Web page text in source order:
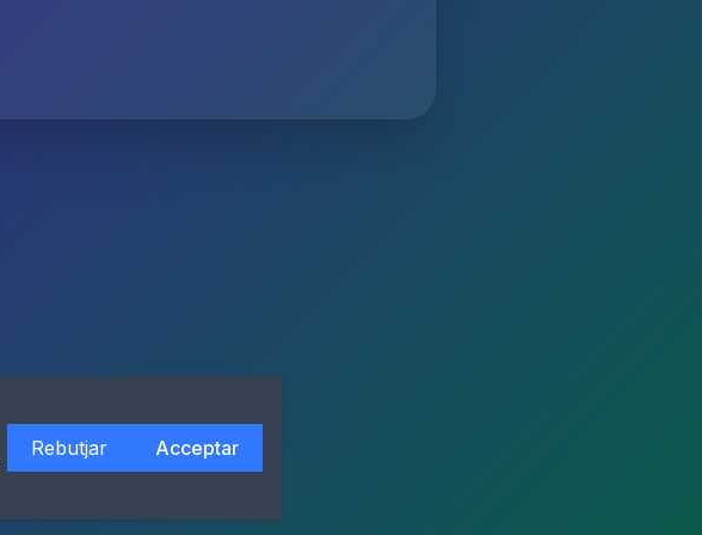
Rebutjar Acceptar